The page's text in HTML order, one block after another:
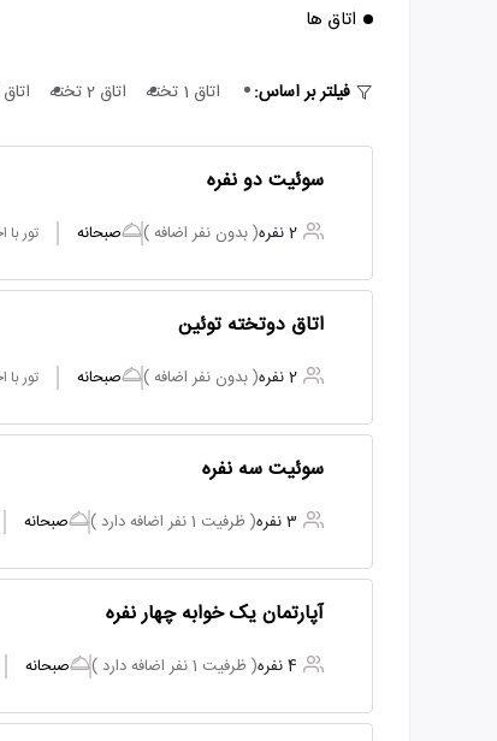
اتاق ها
فیلتر بر اساس: اتاق 1 تخته اتاق 2 تخته اتاق 3 تخته
سوئیت دو نفره
2 نفره ( بدون نفر اضافه ) صبحانه تور
اتاق دوتخته توئین
2 نفره ( بدون نفر اضافه ) صبحانه تور
سوئیت سه نفره
3 نفره ( ظرفیت 1 نفر اضافه دارد ) صبحانه
آپارتمان یک خوابه چهار نفره
4 نفره ( ظرفیت 1 نفر اضافه دارد ) صبحانه